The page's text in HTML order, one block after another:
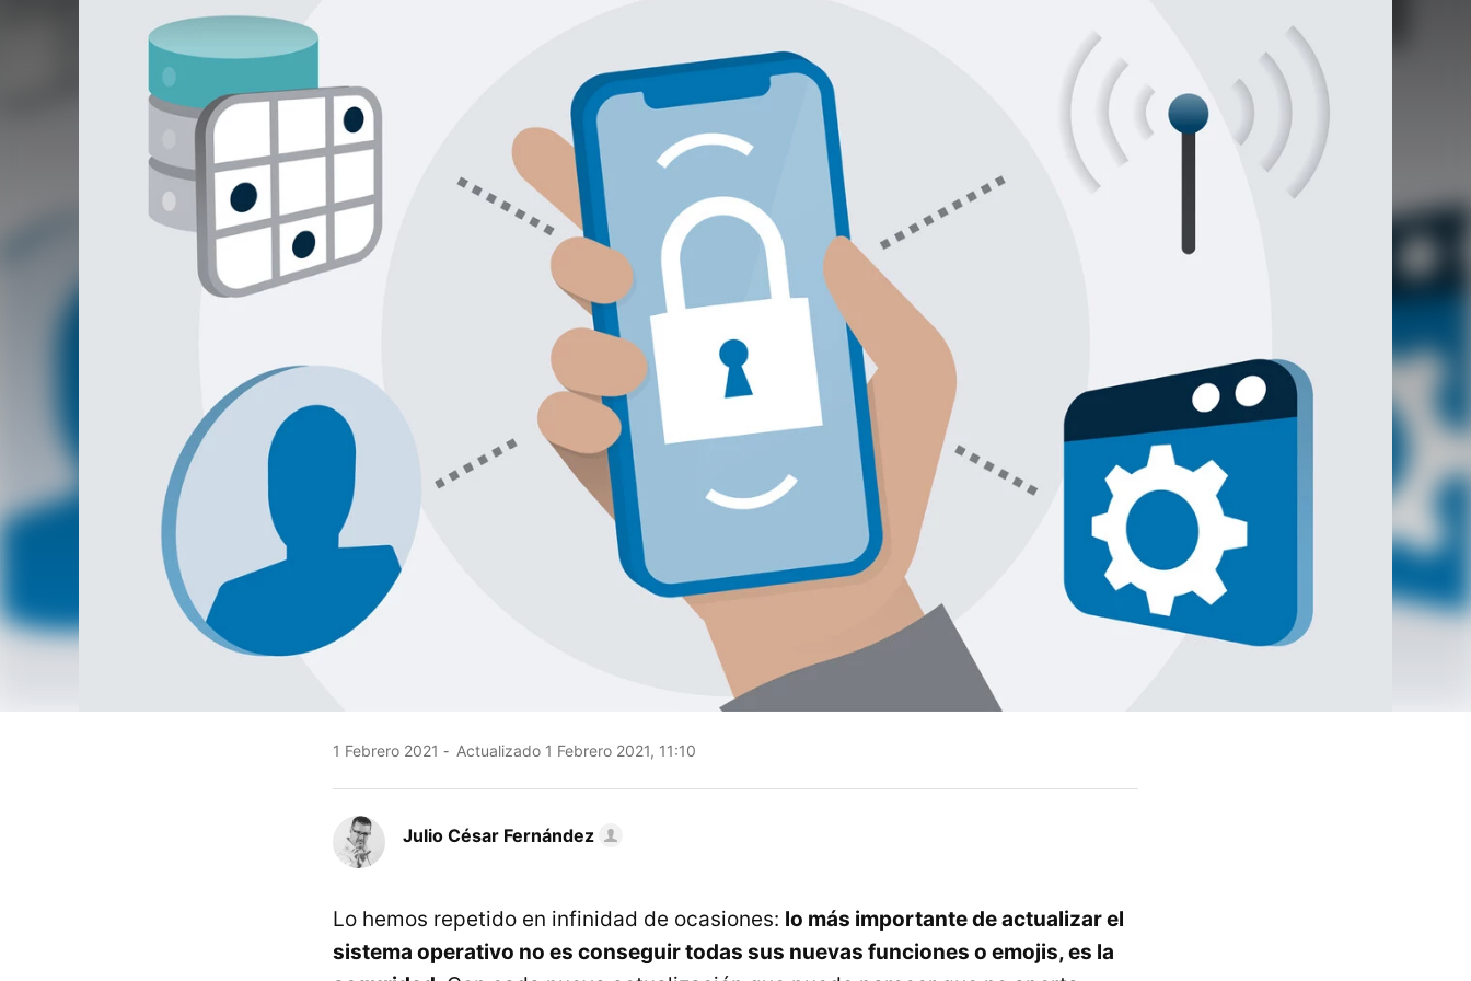
1 Febrero 2021 Actualizado 1 Febrero 2021, 11:10
Julio César Fernández
Lo hemos repetido en infinidad de ocasiones: lo más importante de actualizar el
sistema operativo no es conseguir todas sus nuevas funciones o emojis, es la